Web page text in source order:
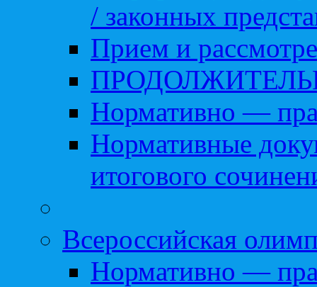
/ законных
Прием и
Нормативно —
Нормативные
итогового
Всероссийская
Нормативно —